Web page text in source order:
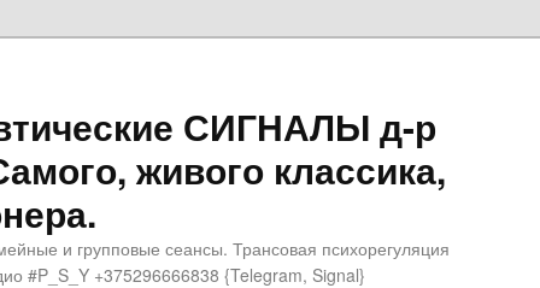
СИГНАЛЫ д-р
живого классика,
и групповые сеансы. Трансовая психорегуляция
#P_S_Y +375296666838 {Telegram, Signal}